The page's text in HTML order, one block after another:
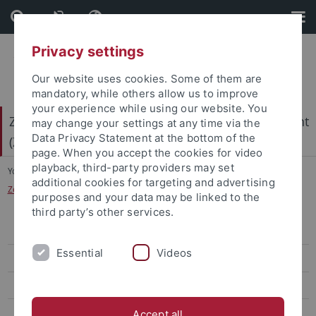
Skip
to
content
Skip
to
footer
Zentrum für Evaluation und Qualitätsmanagement
(ZEQ)
You are here: Home
...
Zentrum für Evaluation und Qualitätsmanagement
Qualitätsmanagement
Privacy settings
Our website uses cookies. Some of them are
mandatory, while others allow us to improve
your experience while using our website. You
may change your settings at any time via the
Data Privacy Statement at the bottom of the
page. When you accept the cookies for video
playback, third-party providers may set
additional cookies for targeting and advertising
purposes and your data may be linked to the
third party’s other services.
Essential Videos